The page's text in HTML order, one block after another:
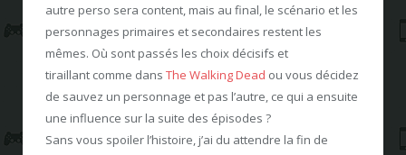
autre perso sera content, mais au final, le scénario et les
personnages primaires et secondaires restent les
mêmes. Où sont passés les choix décisifs et
tiraillant comme dans The Walking Dead ou vous décidez
de sauvez un personnage et pas l’autre, ce qui a ensuite
une influence sur la suite des épisodes ?
Sans vous spoiler l’histoire, j’ai du attendre la fin de